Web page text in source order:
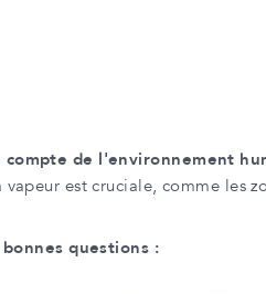
compte de l'environnement
vapeur est cruciale, comme les
bonnes questions :